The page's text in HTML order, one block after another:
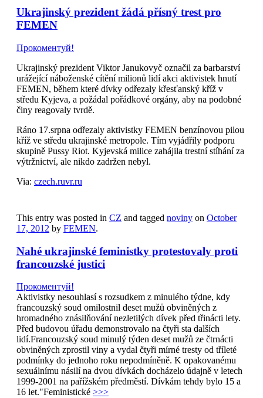
Ukrajinský prezident žádá přísný trest pro
FEMEN
Прокоментуй!
Ukrajinský prezident Viktor Janukovyč označil za barbarství
urážející náboženské cítění milionů lidí akci aktivistek hnutí
FEMEN, během které dívky odřezaly křesťanský kříž v
středu Kyjeva, a požádal pořádkové orgány, aby na podobné
činy reagovaly tvrdě.
Ráno 17.srpna odřezaly aktivistky FEMEN benzínovou pilou
kříž ve středu ukrajinské metropole. Tím vyjádřily podporu
skupině Pussy Riot. Kyjevská milice zahájila trestní stíhání za
výtržnictví, ale nikdo zadržen nebyl.
Via: czech.ruvr.ru
This entry was posted in CZ and tagged noviny on October
17, 2012 by FEMEN.
Nahé ukrajinské feministky protestovaly proti
francouzské justici
Прокоментуй!
Aktivistky nesouhlasí s rozsudkem z minulého týdne, kdy
francouzský soud omilostnil deset mužů obviněných z
hromadného znásilňování nezletilých dívek před třinácti lety.
Před budovou úřadu demonstrovalo na čtyři sta dalších
lidí.Francouzský soud minulý týden deset mužů ze čtrnácti
obviněných zprostil viny a vydal čtyři mírné tresty od tříleté
podmínky do jednoho roku nepodmíněně. K opakovanému
sexuálnímu násilí na dvou dívkách docházelo údajně v letech
1999-2001 na pařížském předměstí. Dívkám tehdy bylo 15 a
16 let."Feministické >>>